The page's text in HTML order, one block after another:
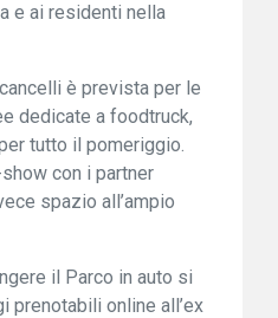
e ai residenti nella
è prevista per le
dedicate a foodtruck,
tutto il pomeriggio.
con i partner
spazio all’ampio
il Parco in auto si
prenotabili online all’ex